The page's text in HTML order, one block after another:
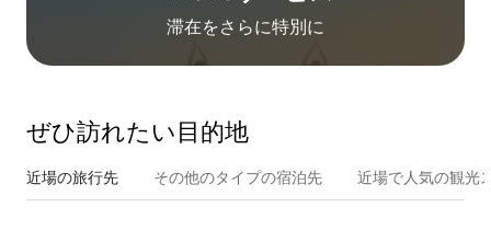
滞在をさ⁠ら⁠に特⁠別⁠に
ぜひ訪⁠れ⁠た⁠い目⁠的⁠地
近場の旅行先 その他のタ⁠イ⁠プ⁠の宿⁠泊⁠先 近場で人気の観光